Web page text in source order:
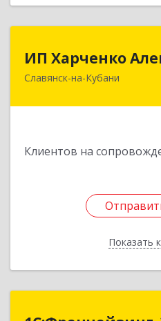
ИП Харченко
Славянск-на-Кубани
Клиентов на
Показать
ИП Харченко
353 579,